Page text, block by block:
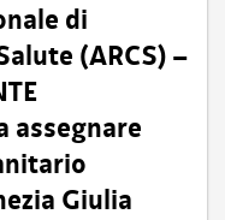
di
(ARCS) –
assegnare
Giulia